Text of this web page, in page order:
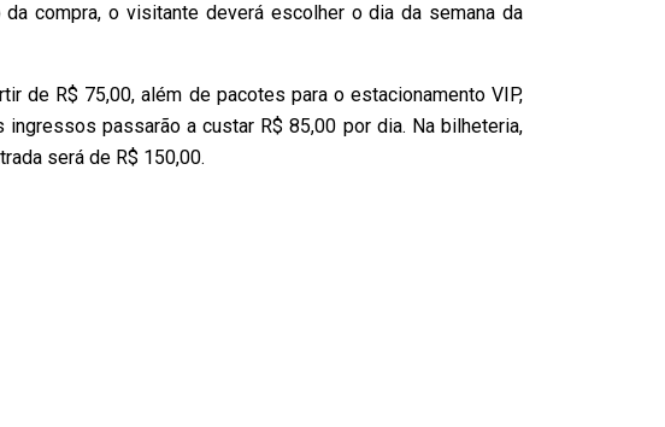
compra, o visitante deverá escolher o dia da semana da
de R$ 75,00, além de pacotes para o estacionamento VIP,
passarão a custar R$ 85,00 por dia. Na bilheteria,
será de R$ 150,00.